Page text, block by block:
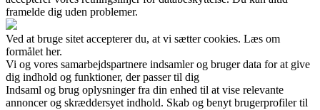
framelde dig uden problemer.
Ved at bruge sitet accepterer du, at vi sætter cookies. Læs om
formålet her.
Vi og vores samarbejdspartnere indsamler og bruger data for at give
dig indhold og funktioner, der passer til dig
Indsaml og brug oplysninger fra din enhed til at vise relevante
annoncer og skræddersyet indhold. Skab og benyt brugerprofiler til